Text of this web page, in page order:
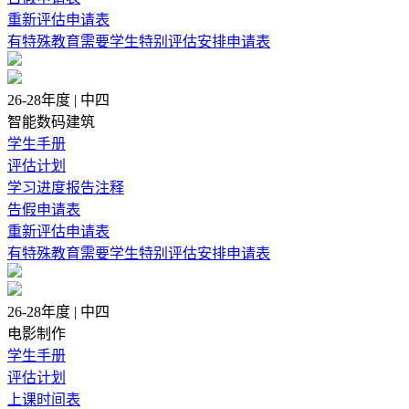
重新评估申请表
有特殊教育需要学生特别评估安排申请表
26-28年度 | 中四
智能数码建筑
学生手册
评估计划
学习进度报告注释
告假申请表
重新评估申请表
有特殊教育需要学生特别评估安排申请表
26-28年度 | 中四
电影制作
学生手册
评估计划
上课时间表